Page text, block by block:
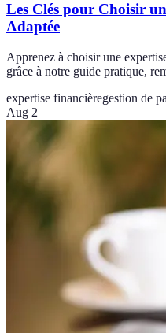
Les Clés pour Choisir
Adaptée
Apprenez à choisir une
grâce à notre guide pratique,
expertise financièregestion de
Aug 2